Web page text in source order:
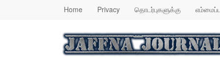
Home Privacy தொடர்புகளுக்கு